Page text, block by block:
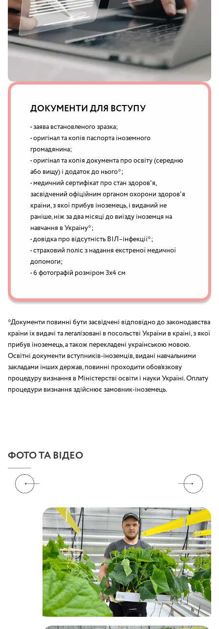
ДОКУМЕНТИ ДЛЯ ВСТУПУ
• заява встановленого зразка;
• оригінал та копія паспорта іноземного
громадянина;
• оригінал та копія документа про освіту (середню
або вищу) і додаток до нього*;
• медичний сертифікат про стан здоров'я,
засвідчений офіційним органом охорони здоров'я
країни, з якої прибув іноземець, і виданий не
раніше, ніж за два місяці до виїзду іноземця на
навчання в Україну*;
• довідка про відсутність ВІЛ–інфекції*;
• страховий поліс з надання екстреної медичної
допомоги;
• 6 фотографій розміром 3х4 см
*Документи повинні бути засвідчені відповідно до законодавства
країни їх видачі та легалізовані в посольстві України в країні, з якої
прибув іноземець, а також перекладені українською мовою.
Освітні документи вступників-іноземців, видані навчальними
закладами інших держав, повинні проходити обов’язкову
процедуру визнання в Міністерстві освіти і науки Україні. Оплату
процедури визнання здійснює замовник-іноземець.
ФОТО ТА ВІДЕО